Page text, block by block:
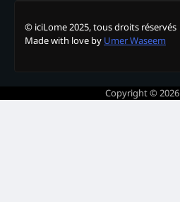
© iciLome 2025, tous droits réservés
Made with love by Umer Waseem
Copyright © 2026